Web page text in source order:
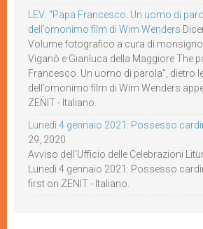
LEV: “Papa Francesco. Un uomo di
dell’omonimo film di Wim Wenders
Volume fotografico a cura di
Viganò e Gianluca della Maggiore The
Francesco. Un uomo di parola”, dietro
dell’omonimo film di Wim Wenders
ZENIT - Italiano.
Lunedì 4 gennaio 2021: Possesso
29, 2020
Avviso dell’Ufficio delle Celebrazioni
Lunedì 4 gennaio 2021: Possesso
first on ZENIT - Italiano.